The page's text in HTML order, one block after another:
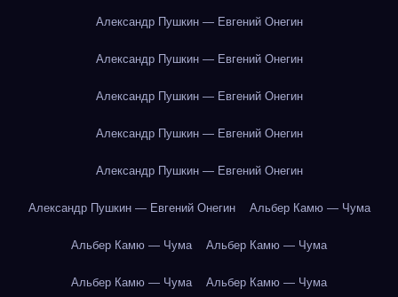
Александр Пушкин — Евгений Онегин
Александр Пушкин — Евгений Онегин
Александр Пушкин — Евгений Онегин
Александр Пушкин — Евгений Онегин
Александр Пушкин — Евгений Онегин
Александр Пушкин — Евгений Онегин Альбер Камю — Чума
Альбер Камю — Чума Альбер Камю — Чума
Альбер Камю — Чума Альбер Камю — Чума